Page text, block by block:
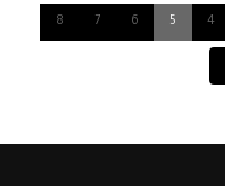
4
5
6
7
8